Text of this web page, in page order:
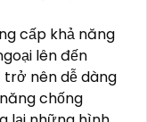
cấp khả năng
lên đến
trở nên dễ dàng
chống